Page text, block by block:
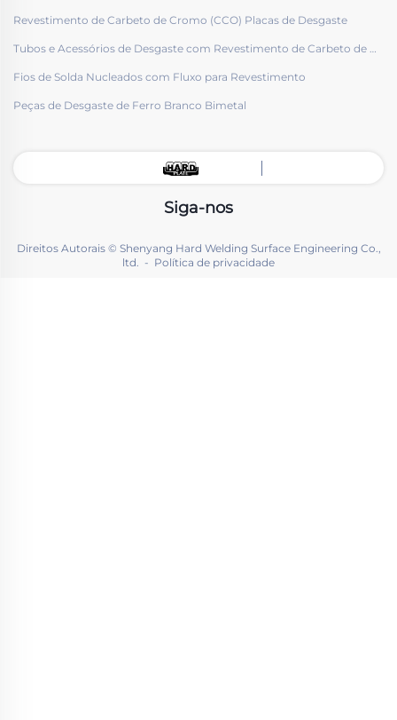
Revestimento de Carbeto de Cromo (CCO) Placas de Desgaste
Tubos e Acessórios de Desgaste com Revestimento de Carbeto de Cromo (CCO)
Fios de Solda Nucleados com Fluxo para Revestimento
Peças de Desgaste de Ferro Branco Bimetal
Siga-nos
Direitos Autorais © Shenyang Hard Welding Surface Engineering Co.,
ltd. - Política de privacidade